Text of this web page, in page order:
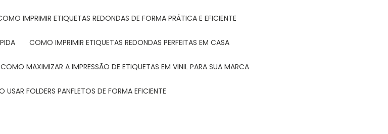
COMO IMPRIMIR ETIQUETAS REDONDAS DE FORMA PRÁTICA E EFICIENTE
COMO IMPRIMIR ETIQUETAS REDONDAS PERFEITAS EM CASA
COMO MAXIMIZAR A IMPRESSÃO DE ETIQUETAS EM VINIL PARA SUA MARCA
USAR FOLDERS PANFLETOS DE FORMA EFICIENTE